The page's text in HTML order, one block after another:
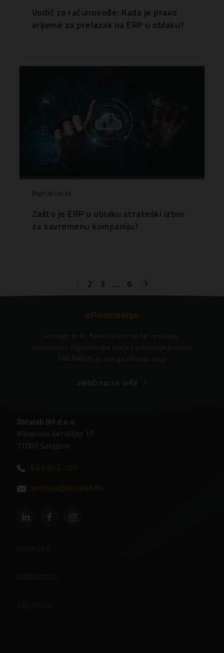
Vodič za računovođe: Kada je pravo
vrijeme za prelazak na ERP u oblaku?
Digitalizacija
Zašto je ERP u oblaku strateški izbor
za savremenu kompaniju?
1 2 3 … 6
ePoslovanje
Poslujte brže, fleksibilnije i lakše - poslujte
elektronski. Digitalizirajte svoje poslovanje pomoću
PANTHEON-a i usluga ePoslovanja.
PROČITAJTE VIŠE
Datalab BH d.o.o.
Vilsonovo šetalište 10
71000 Sarajevo
033 652 101
prodaja@datalab.ba